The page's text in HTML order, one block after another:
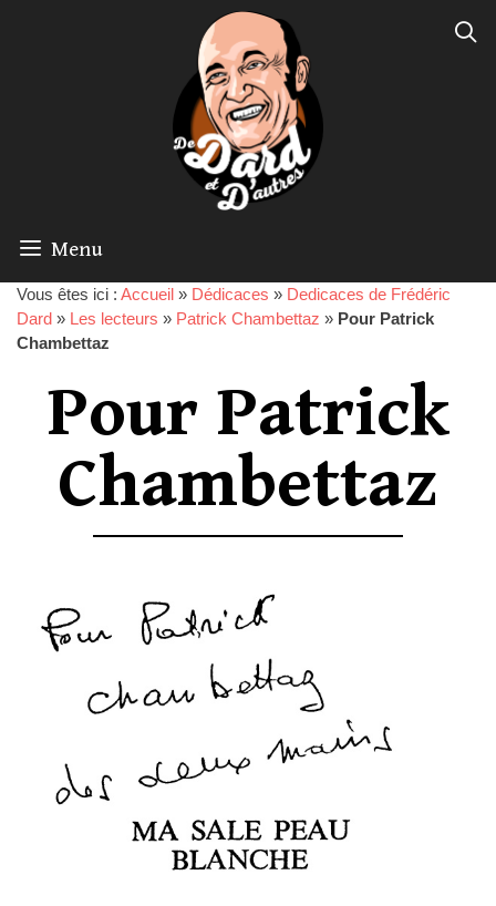
Menu
Vous êtes ici : Accueil » Dédicaces » Dedicaces de Frédéric
Dard » Les lecteurs » Patrick Chambettaz » Pour Patrick
Chambettaz
Pour Patrick
Chambettaz